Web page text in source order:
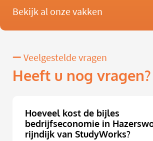
Bekijk al onze vakken
Veelgestelde vragen
Heeft u nog vragen?
Hoeveel kost de bijles
bedrijfseconomie in
rijndijk van StudyWorks?